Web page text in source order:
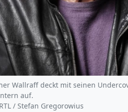
Wallraff deckt mit seinen
auf.
/ Stefan Gregorowius